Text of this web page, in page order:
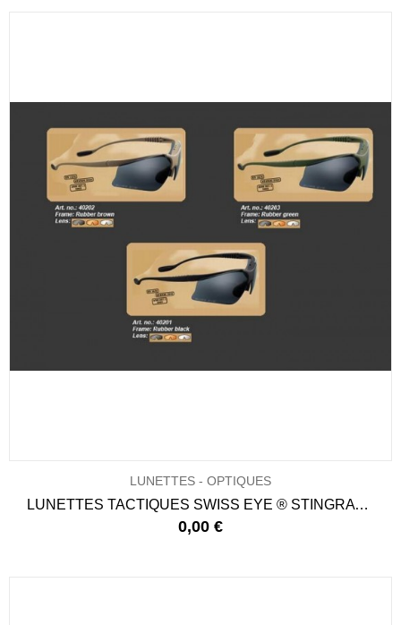
LUNETTES - OPTIQUES
LUNETTES TACTIQUES SWISS EYE ® STINGRAY M/P
0,00 €